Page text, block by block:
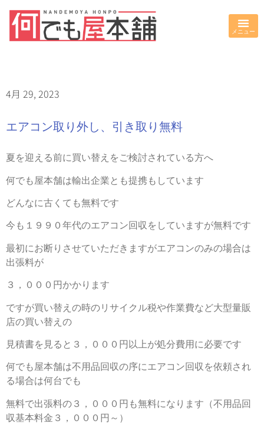
4月 29, 2023
エアコン取り外し、引き取り無料
夏を迎える前に買い替えをご検討されている方へ
何でも屋本舗は輸出企業とも提携もしています
どんなに古くても無料です
今も１９９０年代のエアコン回収をしていますが無料です
最初にお断りさせていただきますがエアコンのみの場合は
出張料が
３，０００円かかります
ですが買い替えの時のリサイクル税や作業費など大型量販
店の買い替えの
見積書を見ると３，０００円以上が処分費用に必要です
何でも屋本舗は不用品回収の序にエアコン回収を依頼され
る場合は何台でも
無料で出張料の３，０００円も無料になります（不用品回
収基本料金３，０００円～）